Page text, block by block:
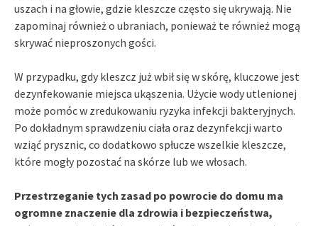
uszach i na głowie, gdzie kleszcze często się ukrywają. Nie
zapominaj również o ubraniach, ponieważ te również mogą
skrywać nieproszonych gości.
W przypadku, gdy kleszcz już wbił się w skórę, kluczowe jest
dezynfekowanie miejsca ukąszenia. Użycie wody utlenionej
może pomóc w zredukowaniu ryzyka infekcji bakteryjnych.
Po dokładnym sprawdzeniu ciała oraz dezynfekcji warto
wziąć prysznic, co dodatkowo spłucze wszelkie kleszcze,
które mogły pozostać na skórze lub we włosach.
Przestrzeganie tych zasad po powrocie do domu ma
ogromne znaczenie dla zdrowia i bezpieczeństwa,